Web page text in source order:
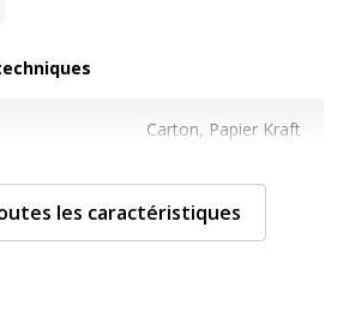
Carton, Papier Kraft
43 cm x 30 cm x 12
cm
les caractéristiques